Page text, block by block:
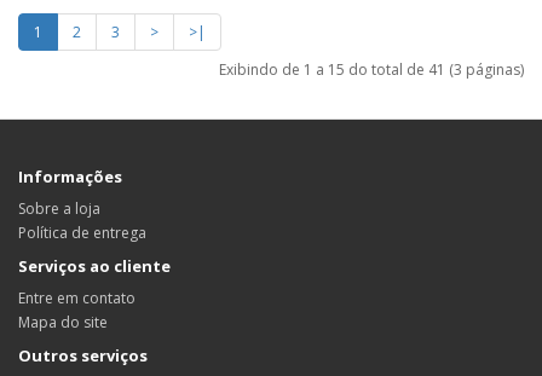
1 2 3 >
>|
Exibindo de 1 a 15 do total de 41 (3 páginas)
Informações
Sobre a loja
Política de entrega
Serviços ao cliente
Entre em contato
Mapa do site
Outros serviços